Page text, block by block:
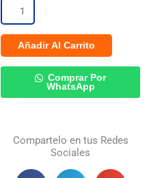
Cloud
Añadir Al Carrito
Comprar Por
WhatsApp
Compartelo en tus Redes
Sociales